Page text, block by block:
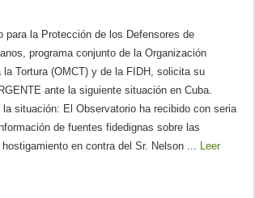
para la Protección de los Defensores de
programa conjunto de la Organización
la Tortura (OMCT) y de la FIDH, solicita su
ante la siguiente situación en Cuba.
la situación: El Observatorio ha recibido con seria
de fuentes fidedignas sobre las
en contra del Sr. Nelson ... Leer